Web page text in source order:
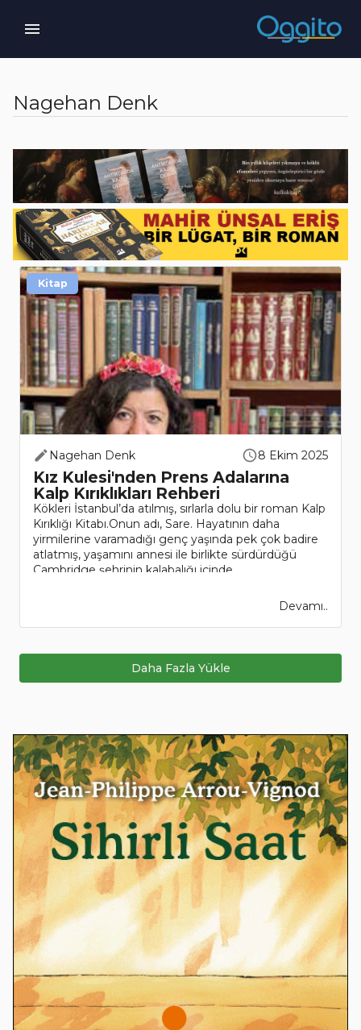
Nagehan Denk
Nagehan Denk 8 Ekim 2025
Kız Kulesi'nden Prens Adalarına
Kalp Kırıklıkları Rehberi
Kökleri İstanbul’da atılmış, sırlarla dolu bir roman Kalp
Kırıklığı Kitabı.Onun adı, Sare. Hayatının daha
yirmilerine varamadığı genç yaşında pek çok badire
atlatmış, yaşamını annesi ile birlikte sürdürdüğü
Cambridge şehrinin kalabalığı içinde..
Devamı..
Kitap
Daha Fazla Yükle